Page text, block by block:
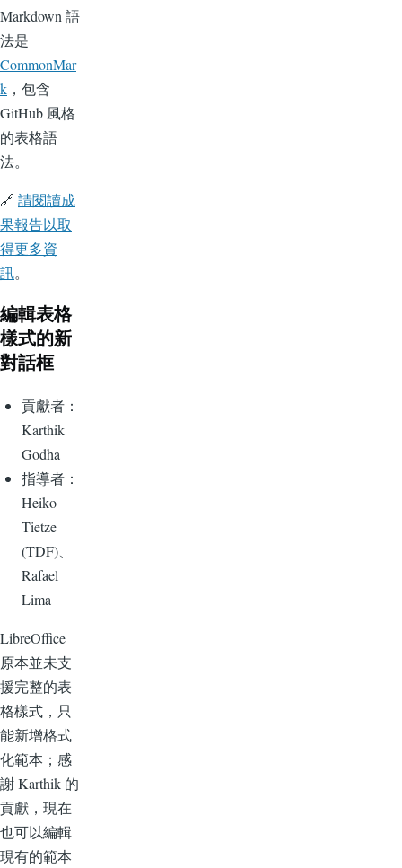
Markdown 語
法是
CommonMar
k ，包含
GitHub 風格
的表格語
法。
🔗 請閱讀成
果報告以取
得更多資
訊。
編輯表格
樣式的新
對話框
貢獻者：
Karthik
Godha
指導者：
Heiko
Tietze
(TDF)、
Rafael
Lima
LibreOffice
原本並未支
援完整的表
格樣式，只
能新增格式
化範本；感
謝 Karthik 的
貢獻，現在
也可以編輯
現有的範本